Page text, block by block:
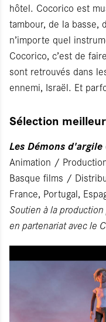
hôtel. Cocorico est
tambour, de la basse,
n’importe quel
Cocorico, c’est de
sont retrouvés dans
ennemi, Israël. Et
Sélection
Les Démons d'argile
Animation /
Basque films /
France, Portugal,
Soutien à la
en partenariat avec le